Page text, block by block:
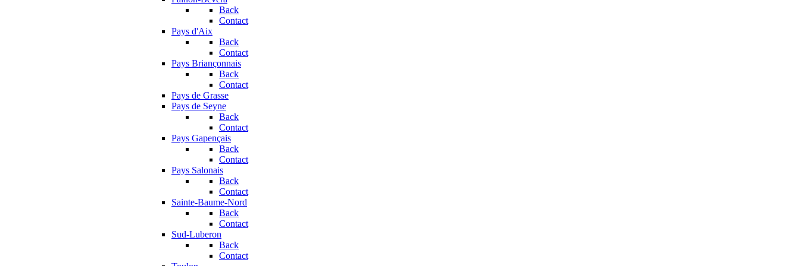
Back
Contact
Pays d'Aix
Back
Contact
Pays Briançonnais
Back
Contact
Pays de Grasse
Pays de Seyne
Back
Contact
Pays Gapençais
Back
Contact
Pays Salonais
Back
Contact
Sainte-Baume-Nord
Back
Contact
Sud-Luberon
Back
Contact